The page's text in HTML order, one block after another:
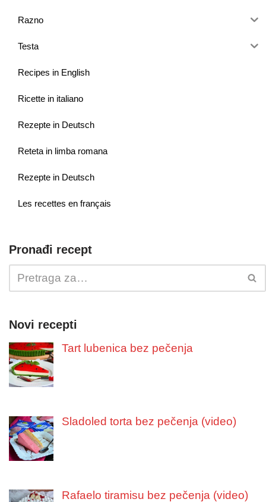
Razno
Testa
Recipes in English
Ricette in italiano
Rezepte in Deutsch
Reteta in limba romana
Rezepte in Deutsch
Les recettes en français
Pronađi recept
Novi recepti
Tart lubenica bez pečenja
Sladoled torta bez pečenja (video)
Rafaelo tiramisu bez pečenja (video)